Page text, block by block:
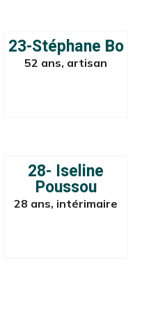
23-Stéphane Bo
52 ans, artisan
28- Iseline
Poussou
28 ans, intérimaire